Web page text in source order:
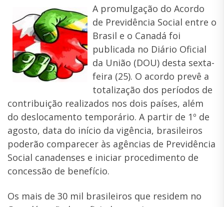
A promulgação do Acordo
de Previdência Social entre o
Brasil e o Canadá foi
publicada no Diário Oficial
da União (DOU) desta sexta-
feira (25). O acordo prevê a
totalização dos períodos de
contribuição realizados nos dois países, além
do deslocamento temporário. A partir de 1º de
agosto, data do início da vigência, brasileiros
poderão comparecer às agências de Previdência
Social canadenses e iniciar procedimento de
concessão de benefício.
Os mais de 30 mil brasileiros que residem no